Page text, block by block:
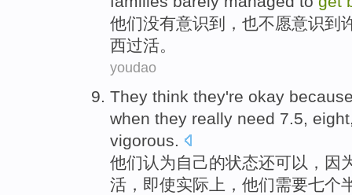
他们没有意识到， 也不愿意识到
西过活。
youdao
They think they're okay
when they really need 7.5, eight
vigorous.
他们认为 自己的状态还可以， 因
活， 即使实际上 ，他们需要七个